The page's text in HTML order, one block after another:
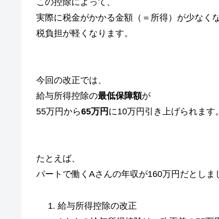
この控除によって、
実際に税金がかかる金額（＝所得）が少なく
税負担が軽くなります。
今回の改正では、
給与所得控除の最低保障額が
55万円から65万円 に10万円引き上げられます。
たとえば、
パートで働くAさんの年収が160万円だとしま
給与所得控除の改正